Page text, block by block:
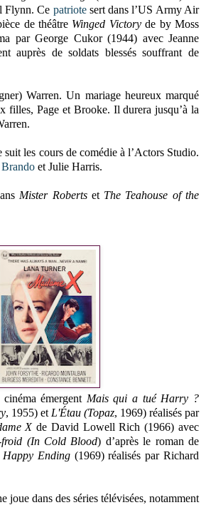
Flynn. Ce patriotesert dans l’US Army Air
de théâtre Winged Victoryde by Moss
par George Cukor (1944) avec Jeanne
auprès de soldats blessés souffrant de
Warren. Un mariage heureux marqué
filles, Page et Brooke. Il durera jusqu’à la
les cours de comédie à l’Actors Studio.
et Julie Harris.
Mister Robertset The Teahouse of the
émergent Mais qui a tué Harry ?
, 1955) et L'Étau (Topaz, 1969) réalisés par
Xde David Lowell Rich (1966) avec
froid (In Cold Blood) d’après le roman de
Happy Ending(1969) réalisés par Richard
joue dans des séries télévisées, notamment